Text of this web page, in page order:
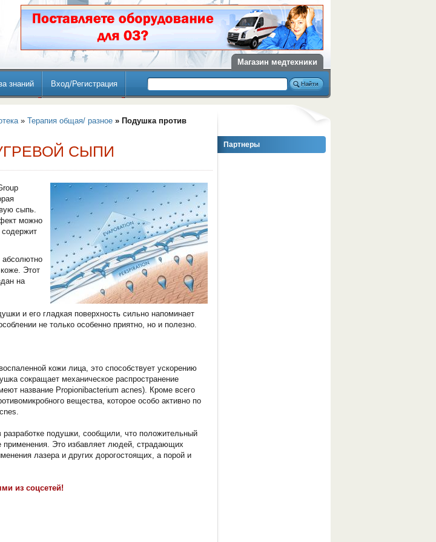
Магазин медтехники
знаний Вход/Регистрация
Партнеры
» Терапия общая/ разное » Подушка против
СЫПИ
сыпь.
можно
содержит
абсолютно
Этот
на
и его гладкая поверхность сильно напоминает
не только особенно приятно, но и полезно.
кожи лица, это способствует ускорению
сокращает механическое распространение
название Propionibacterium acnes). Кроме всего
вещества, которое особо активно по
разработке подушки, сообщили, что положительный
Это избавляет людей, страдающих
лазера и других дорогостоящих, а порой и
из соцсетей!